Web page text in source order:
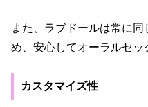
また、ラブドールは常に
め、安心してオーラルセッ
カスタマイズ性